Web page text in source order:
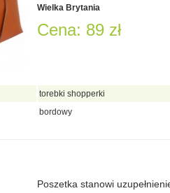
Wielka Brytania
Cena: 89 zł
torebki shopperki
bordowy
Poszetka stanowi